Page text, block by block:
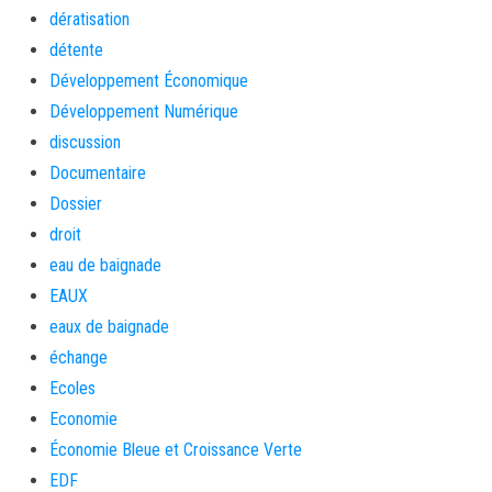
dératisation
détente
Développement Économique
Développement Numérique
discussion
Documentaire
Dossier
droit
eau de baignade
EAUX
eaux de baignade
échange
Ecoles
Economie
Économie Bleue et Croissance Verte
EDF